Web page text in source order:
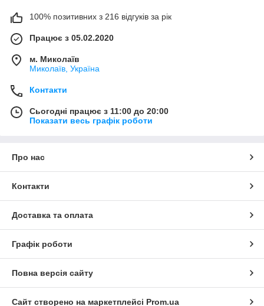
100% позитивних з 216 відгуків за рік
Працює з 05.02.2020
м. Миколаїв
Миколаїв, Україна
Контакти
Сьогодні працює з 11:00 до 20:00
Показати весь графік роботи
Про нас
Контакти
Доставка та оплата
Графік роботи
Повна версія сайту
Сайт створено на маркетплейсі Prom.ua